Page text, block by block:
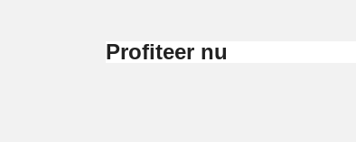
Profiteer nu